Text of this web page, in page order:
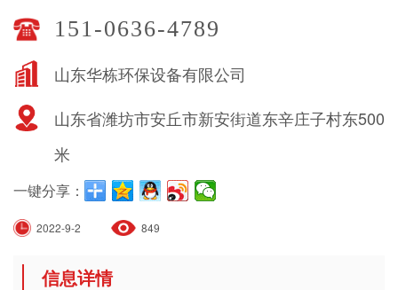
151-0636-4789
山东华栋环保设备有限公司
山东省潍坊市安丘市新安街道东辛庄子村东500
米
一键分享：
2022-9-2 849
信息详情